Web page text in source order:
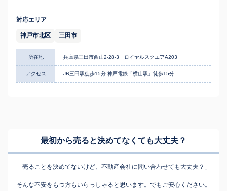
対応エリア
神戸市北区 三田市
所在地 兵庫県三田市西山2-28-3 ロイヤルスクエアA203
アクセス JR三田駅徒歩15分 神戸電鉄「横山駅」徒歩15分
最初から売ると決めてなくても大丈夫？
「売ることを決めてないけど、不動産会社に問い合わせても大丈夫？」
そんな不安をもつ方もいらっしゃると思います。でもご安心ください。